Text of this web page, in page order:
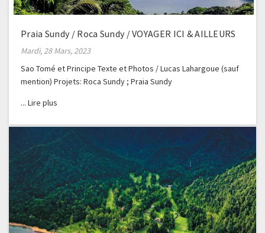
Praia Sundy / Roca Sundy / VOYAGER ICI & AILLEURS
Mardi, 28 Mars, 2023
Sao Tomé et Principe Texte et Photos / Lucas Lahargoue (sauf
mention) Projets: Roca Sundy ; Praia Sundy